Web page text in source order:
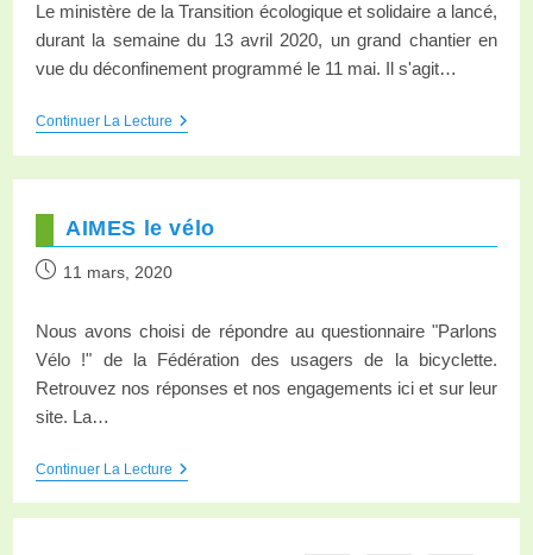
Le ministère de la Transition écologique et solidaire a lancé,
durant la semaine du 13 avril 2020, un grand chantier en
vue du déconfinement programmé le 11 mai. Il s'agit…
Continuer La Lecture
AIMES le vélo
11 mars, 2020
Nous avons choisi de répondre au questionnaire "Parlons
Vélo !" de la Fédération des usagers de la bicyclette.
Retrouvez nos réponses et nos engagements ici et sur leur
site. La…
Continuer La Lecture